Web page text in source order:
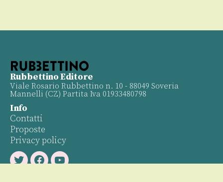
Rubbettino Editore
Viale Rosario Rubbettino n. 10 - 88049 Soveria
Mannelli (CZ) Partita Iva 01933480798
Info
Contatti
Proposte
Privacy policy
TwitterFacebookYoutube